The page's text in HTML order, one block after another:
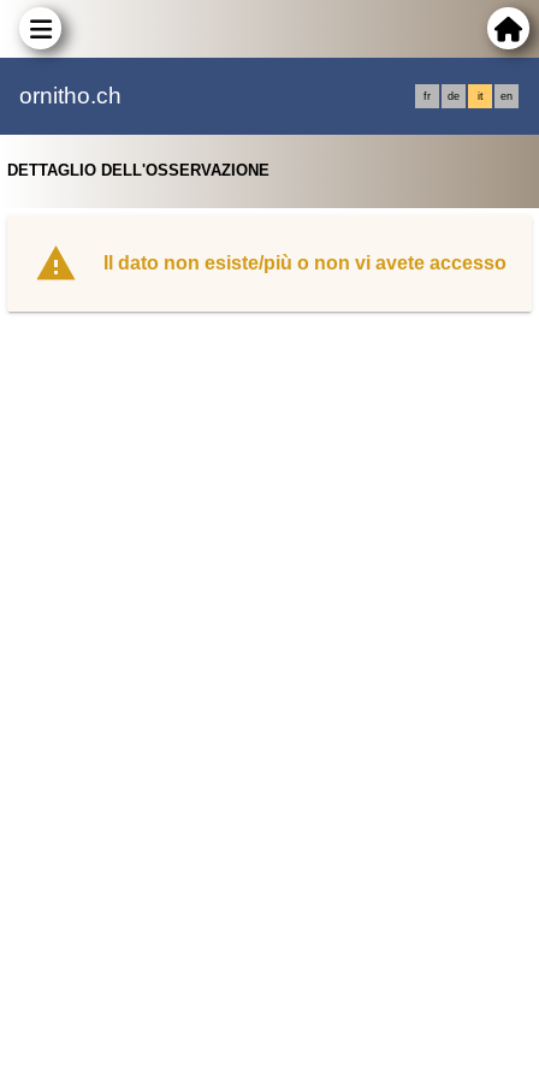
ornitho.ch fr de it en
DETTAGLIO DELL'OSSERVAZIONE
Il dato non esiste/più o non vi avete accesso